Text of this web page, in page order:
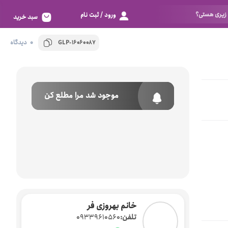
ورود / ثبت نام سبد خرید
GLP-16060087 0 دیدگاه
موجود شد مرا مطلع کن
خانم بهروزی فر
تلفن:09339610560